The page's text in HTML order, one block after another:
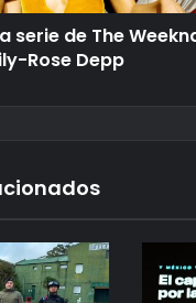
serie de The
Rose Depp